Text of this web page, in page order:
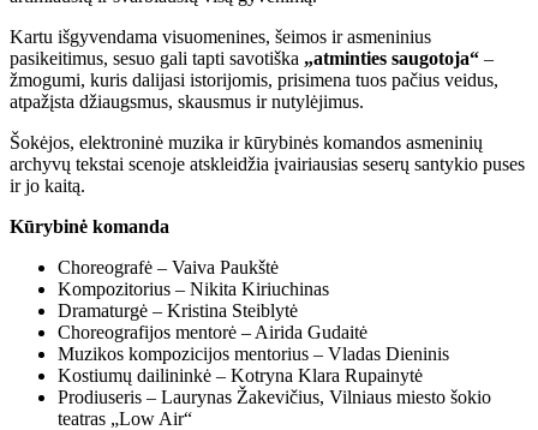
Kartu išgyvendama visuomenines, šeimos ir asmeninius
pasikeitimus, sesuo gali tapti savotiška „atminties saugotoja“ –
žmogumi, kuris dalijasi istorijomis, prisimena tuos pačius veidus,
atpažįsta džiaugsmus, skausmus ir nutylėjimus.
Šokėjos, elektroninė muzika ir kūrybinės komandos asmeninių
archyvų tekstai scenoje atskleidžia įvairiausias seserų santykio puses
ir jo kaitą.
Kūrybinė komanda
Choreografė – Vaiva Paukštė
Kompozitorius – Nikita Kiriuchinas
Dramaturgė – Kristina Steiblytė
Choreografijos mentorė – Airida Gudaitė
Muzikos kompozicijos mentorius – Vladas Dieninis
Kostiumų dailininkė – Kotryna Klara Rupainytė
Prodiuseris – Laurynas Žakevičius, Vilniaus miesto šokio
teatras „Low Air“